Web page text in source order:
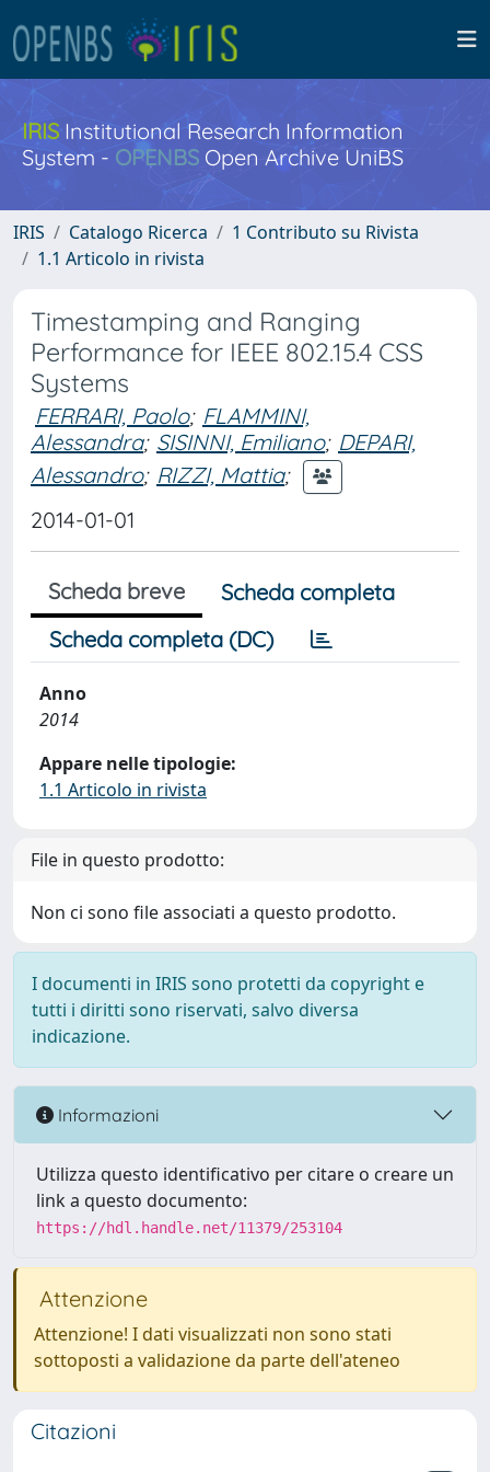
IRISInstitutional Research Information
System - OPENBS Open Archive UniBS
IRIS Catalogo Ricerca
1 Contributo su Rivista
1.1 Articolo in rivista
Timestamping and Ranging
Performance for IEEE 802.15.4 CSS
Systems
FERRARI, Paolo; FLAMMINI,
Alessandra; SISINNI, Emiliano; DEPARI,
Alessandro; RIZZI, Mattia;
2014-01-01
Scheda breve
Scheda completa
Scheda completa (DC)
Anno
2014
Appare nelle tipologie:
1.1 Articolo in rivista
File in questo prodotto:
Non ci sono file associati a questo prodotto.
I documenti in IRIS sono protetti da copyright e
tutti i diritti sono riservati, salvo diversa
indicazione.
Informazioni
Utilizza questo identificativo per citare o creare un
link a questo documento:
https://hdl.handle.net/11379/253104
Attenzione
Attenzione! I dati visualizzati non sono stati
sottoposti a validazione da parte dell'ateneo
Citazioni